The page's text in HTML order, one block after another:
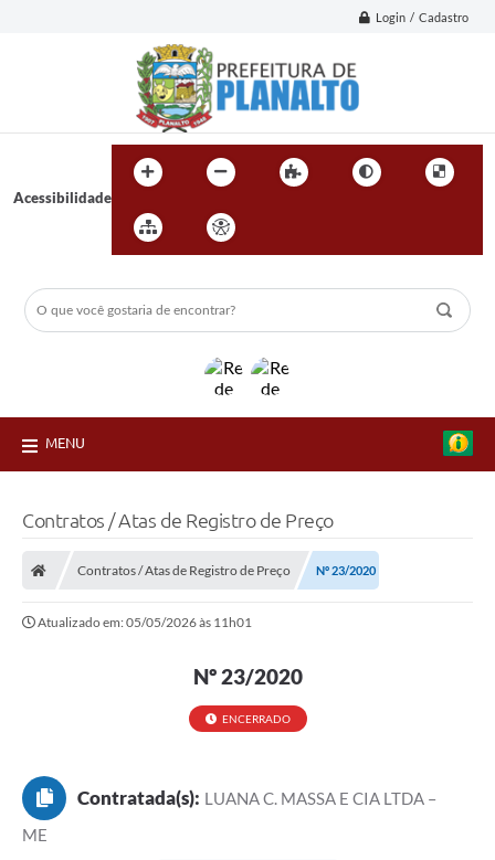
Login / Cadastro
Acessibilidade
MENU
Contratos / Atas de Registro de Preço
Contratos / Atas de Registro de Preço Nº 23/2020
Atualizado em: 05/05/2026 às 11h01
Nº 23/2020
ENCERRADO
Contratada(s): LUANA C. MASSA E CIA LTDA –
ME